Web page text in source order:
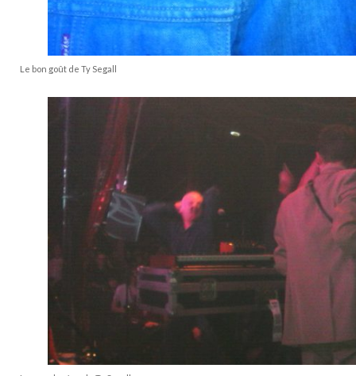
Le bon goût de Ty Segall